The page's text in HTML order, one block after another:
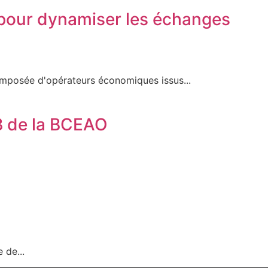
dynamiser les échanges
d'opérateurs économiques issus...
la BCEAO
de...